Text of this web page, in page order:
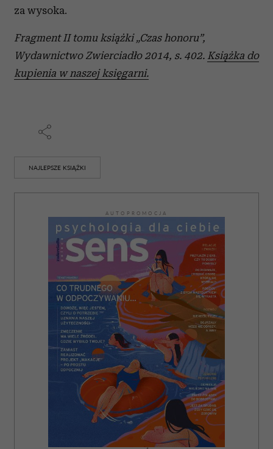
za wysoka.
Fragment II tomu książki „Czas honoru”,
Wydawnictwo Zwierciadło 2014, s. 402. Książka do
kupienia w naszej księgarni.
NAJLEPSZE KSIĄŻKI
AUTOPROMOCJA